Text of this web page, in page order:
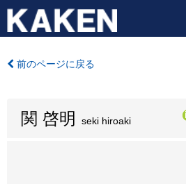
前のページに戻る
関 啓明 seki hiroaki